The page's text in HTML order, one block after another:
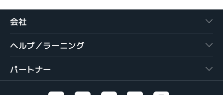
会社
ヘルプ／ラーニング
パートナー